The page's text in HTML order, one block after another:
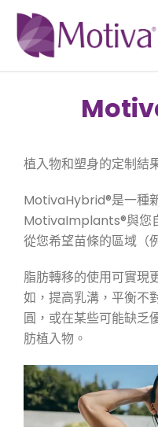
植入物和塑身的定制結
MotivaHybrid®是一種
MotivaImplants®與您
從您希望苗條的區域（
脂肪轉移的使用可實現
如，提高乳溝，平衡不
圓，或在某些可能缺乏
肪植入物。